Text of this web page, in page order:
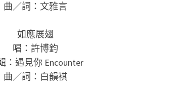
曲／詞：文雅言
如應展翅
唱：許博鈞
：遇見你 Encounter
曲／詞：白韻褀